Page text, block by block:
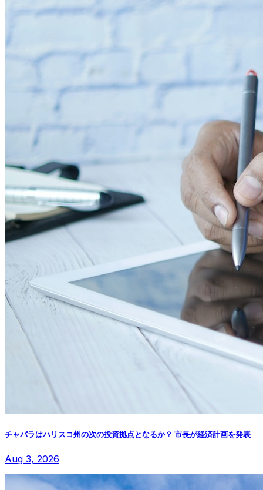
チャパラはハリスコ州の次の投資拠点となるか？ 市長が経済計画を発表
Aug 3, 2026